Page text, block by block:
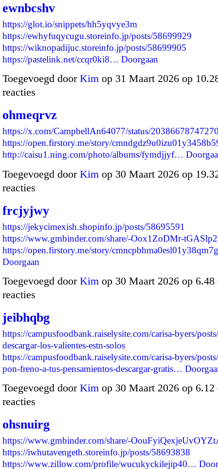
ewnbcshv
https://glot.io/snippets/hh5yqvye3m
https://ewhyfuqycugu.storeinfo.jp/posts/58699929
https://wiknopadijuc.storeinfo.jp/posts/58699905
https://pastelink.net/ccqr0ki8… Doorgaan
Toegevoegd door Kim op 31 Maart 2026 op
reacties
ohmeqrvz
https://x.com/CampbellAn64077/status/
https://open.firstory.me/story/
http://caisu1.ning.com/photo/albums/fymdjjyf…
Toegevoegd door Kim op 30 Maart 2026 op
reacties
frcjyjwy
https://jekycimexish.shopinfo.jp/posts/58695591
https://www.gmbinder.com/share/-Oox1ZoDMr-
https://open.firstory.me/story/
Doorgaan
Toegevoegd door Kim op 30 Maart 2026 op
reacties
jeibhqbg
https://campusfoodbank.raiselysite.com/carisa-byers/
descargar-los-valientes-estn-solos
https://campusfoodbank.raiselysite.com/carisa-byers/
pon-freno-a-tus-pensamientos-descargar-gratis…
Toegevoegd door Kim op 30 Maart 2026 op
reacties
ohsnuirg
https://www.gmbinder.com/share/-
https://iwhutavengeth.storeinfo.jp/posts/58693838
https://www.zillow.com/profile/wucukyckilejip40…